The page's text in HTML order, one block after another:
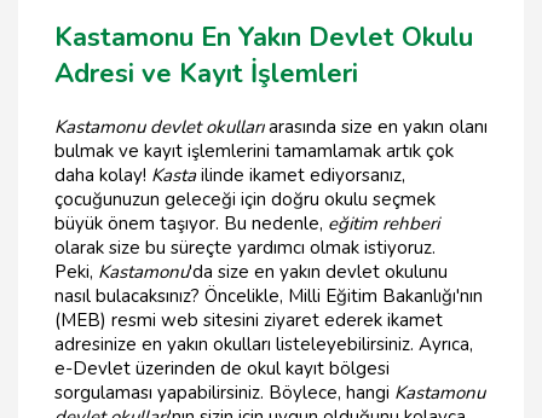
Kastamonu En Yakın Devlet Okulu
Adresi ve Kayıt İşlemleri
Kastamonu devlet okullarıarasında size en yakın olanı
bulmak ve kayıt işlemlerini tamamlamak artık çok
daha kolay! Kastailinde ikamet ediyorsanız,
çocuğunuzun geleceği için doğru okulu seçmek
büyük önem taşıyor. Bu nedenle, eğitim rehberi
olarak size bu süreçte yardımcı olmak istiyoruz.
Peki, Kastamonu'da size en yakın devlet okulunu
nasıl bulacaksınız? Öncelikle, Milli Eğitim Bakanlığı'nın
(MEB) resmi web sitesini ziyaret ederek ikamet
adresinize en yakın okulları listeleyebilirsiniz. Ayrıca,
e-Devlet üzerinden de okul kayıt bölgesi
sorgulaması yapabilirsiniz. Böylece, hangi Kastamonu